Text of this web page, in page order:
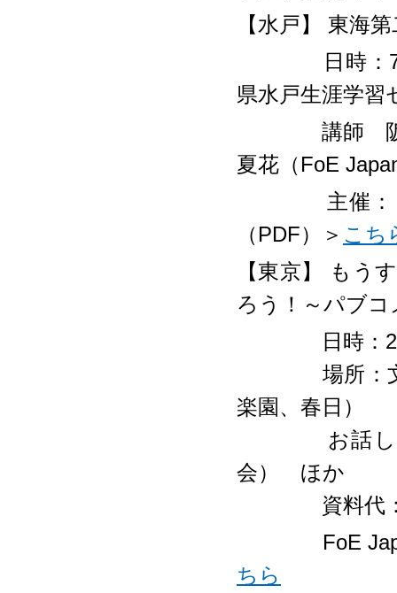
【水戸】 東海
日時：7月
県水戸生涯学習
講師 阪上武
夏花（FoE
主催：さよ
（PDF）＞ こち
【東京】 もう
ろう！～パブ
日時：2018
場所：文京
楽園、春日）
お話し：阪
会） ほか
資料代：
FoE Japan
ちら